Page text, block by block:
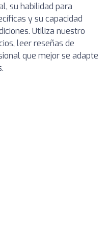
su habilidad para
y su capacidad
Utiliza nuestro
leer reseñas de
que mejor se adapte